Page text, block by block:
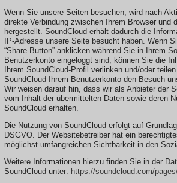
Wenn Sie unsere Seiten besuchen, wird nach
direkte Verbindung zwischen Ihrem Browser und
hergestellt. SoundCloud erhält dadurch die
IP-Adresse unsere Seite besucht haben. Wenn
“Share-Button” anklicken während Sie in Ihrem
Benutzerkonto eingeloggt sind, können Sie die
Ihrem SoundCloud-Profil verlinken und/oder
SoundCloud Ihrem Benutzerkonto den Besuch
Wir weisen darauf hin, dass wir als Anbieter der
vom Inhalt der übermittelten Daten sowie deren
SoundCloud erhalten.
Die Nutzung von SoundCloud erfolgt auf
DSGVO. Der Websitebetreiber hat ein
möglichst umfangreichen Sichtbarkeit in den
Weitere Informationen hierzu finden Sie in der
SoundCloud unter: https://soundcloud.com/